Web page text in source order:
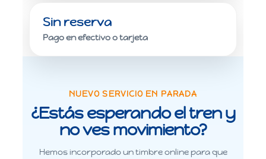
Sin reserva
Pago en efectivo o tarjeta
NUEVO SERVICIO EN PARADA
¿Estás esperando el tren y
no ves movimiento?
Hemos incorporado un timbre online para que